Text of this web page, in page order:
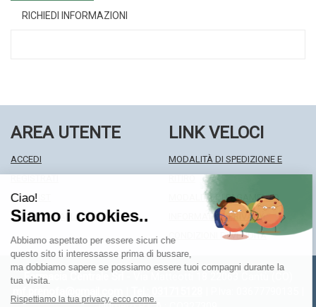
RICHIEDI INFORMAZIONI
AREA UTENTE
ACCEDI
WISHLIST
ISCRIZIONE ALLA NEWSLETTER
LINK VELOCI
MODALITÀ DI SPEDIZIONE E
MODALITÀ DI PAGAMENTO
INFORMATIVA PRIVACY
CONDIZIONI DI VENDITA
Farmacia Centrale Srl